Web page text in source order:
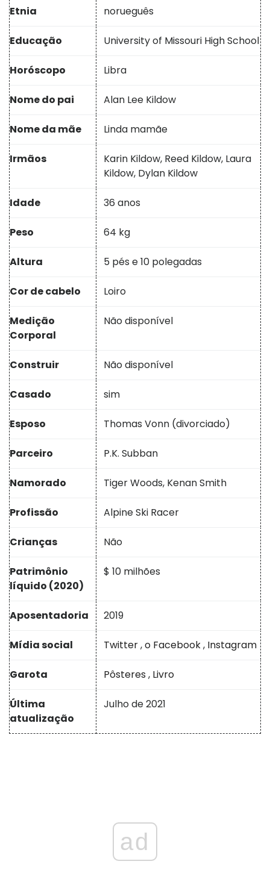
Etnia norueguês
Educação University of Missouri High School
Horóscopo Libra
Nome do pai Alan Lee Kildow
Nome da mãe Linda mamãe
Irmãos
Karin Kildow, Reed Kildow, Laura
Kildow, Dylan Kildow
Idade 36 anos
Peso 64 kg
Altura 5 pés e 10 polegadas
Cor de cabelo Loiro
Medição
Corporal
Não disponível
Construir Não disponível
Casado sim
Esposo Thomas Vonn (divorciado)
Parceiro P.K. Subban
Namorado Tiger Woods, Kenan Smith
Profissão Alpine Ski Racer
Crianças Não
Patrimônio
líquido (2020)
$ 10 milhões
Aposentadoria 2019
Mídia social Twitter,o Facebook, Instagram
Garota Pôsteres , Livro
Última
atualização
Julho de 2021
ad